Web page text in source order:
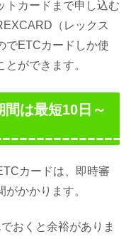
トカードまで申し込む
（レックス
でETCカードしか使
ができます。
は最短10日～
カードは、即時審
かかります。
おくと余裕がありま